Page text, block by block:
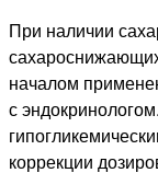
При наличии
началом
с
коррекции